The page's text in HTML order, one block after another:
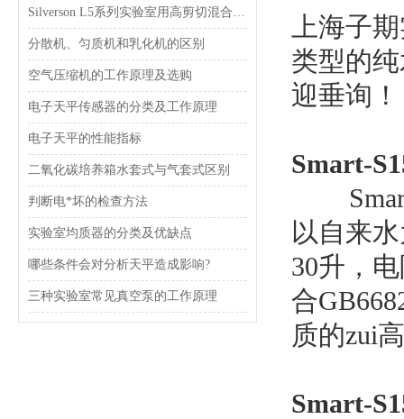
Silverson L5系列实验室用高剪切混合乳化器
分散机、匀质机和乳化机的区别
空气压缩机的工作原理及选购
电子天平传感器的分类及工作原理
电子天平的性能指标
二氧化碳培养箱水套式与气套式区别
判断电*坏的检查方法
实验室均质器的分类及优缺点
哪些条件会对分析天平造成影响?
三种实验室常见真空泵的工作原理
上海子
类型的
迎垂询！
Smart-
以自来
30升，
合
质的zui
Smart-